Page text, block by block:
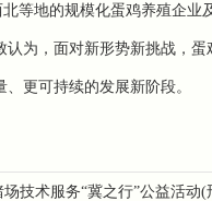
地的规模化蛋鸡养殖企业
为，面对新形势新挑战，
更可持续的发展新阶段。
技术服务“冀之行”公益活动(